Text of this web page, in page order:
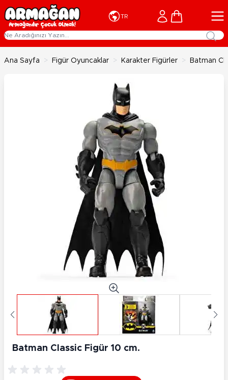
İçeriğe geç
TR Cart
Ana Sayfa > Figür Oyuncaklar > Karakter Figürler > Batman
Batman Classic Figür 10 cm.